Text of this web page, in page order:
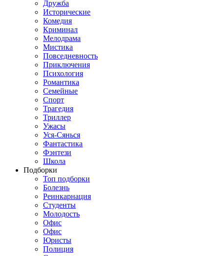
Дружба
Исторические
Комедия
Криминал
Мелодрама
Мистика
Повседневность
Приключения
Психология
Романтика
Семейные
Спорт
Трагедия
Триллер
Ужасы
Уся-Сянься
Фантастика
Фэнтези
Школа
Подборки
Топ подборки
Болезнь
Реинкарнация
Студенты
Молодость
Офис
Офис
Юристы
Полиция